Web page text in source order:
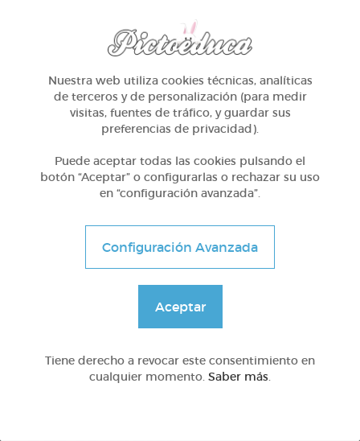
1º Primaria (6-7 años)
Inglés: people, family & job
DOCS (4)
Nuestra web utiliza cookies técnicas, analíticas
de terceros y de personalización (para medir
visitas, fuentes de tráfico, y guardar sus
preferencias de privacidad).
Puede aceptar todas las cookies pulsando el
botón “Aceptar” o configurarlas o rechazar su uso
en “configuración avanzada”.
Configuración Avanzada
Aceptar
Tiene derecho a revocar este consentimiento en
cualquier momento. Saber más.